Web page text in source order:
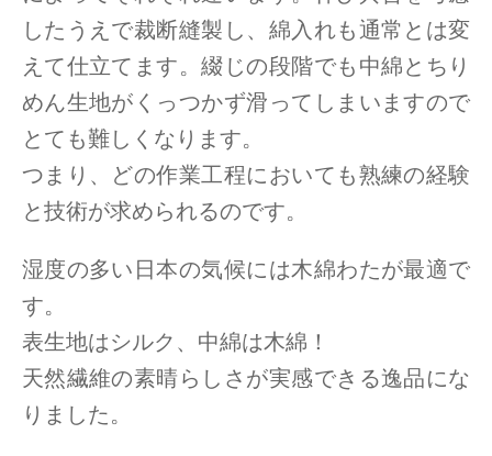
したうえで裁断縫製し、綿入れも通常とは変
えて仕立てます。綴じの段階でも中綿とちり
めん生地がくっつかず滑ってしまいますので
とても難しくなります。
つまり、どの作業工程においても熟練の経験
と技術が求められるのです。
湿度の多い日本の気候には木綿わたが最適で
す。
表生地はシルク、中綿は木綿！
天然繊維の素晴らしさが実感できる逸品にな
りました。